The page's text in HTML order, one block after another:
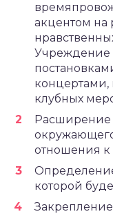
акцентом на
Учреждение
клубных
Расширение
отношения
которой